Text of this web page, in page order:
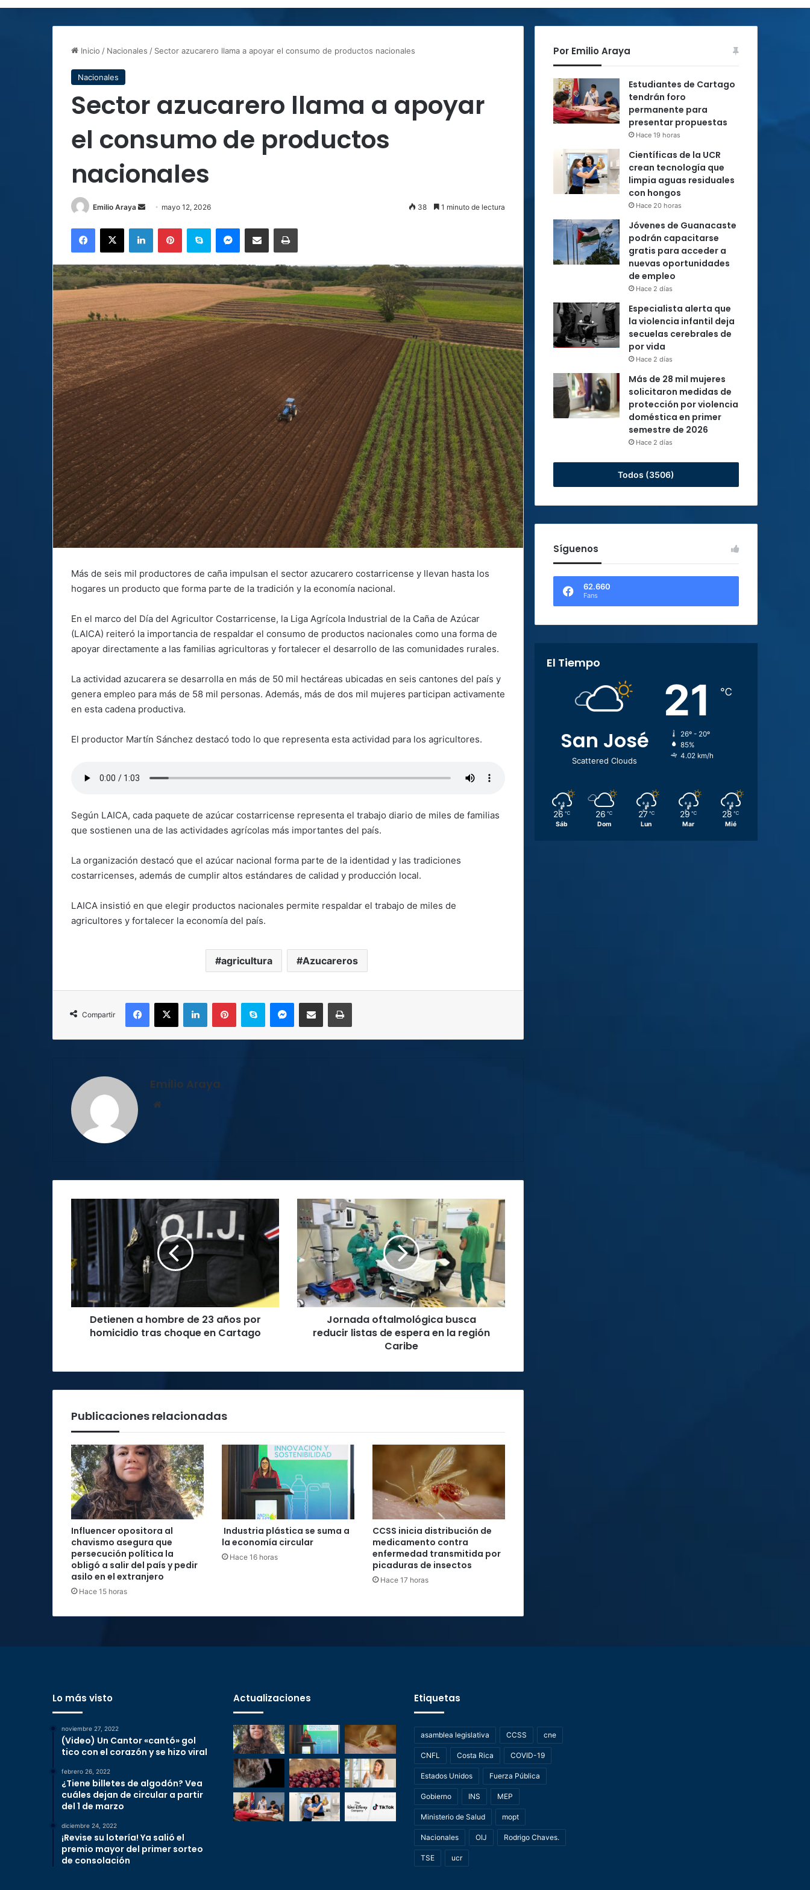
Inicio / Nacionales / Sector azucarero llama a apoyar el consumo de productos nacionales
Nacionales
Sector azucarero llama a apoyar
el consumo de productos
nacionales
Emilio Araya
Send mayo 12, 2026 38 1 minuto de lectura
Facebook
X LinkedInPinterestSkype MessengerCompartir por correo electrónicoImprimir
Más de seis mil productores de caña impulsan el sector azucarero costarricense y llevan hasta los
hogares un producto que forma parte de la tradición y la economía nacional.
En el marco del Día del Agricultor Costarricense, la Liga Agrícola Industrial de la Caña de Azúcar
(LAICA) reiteró la importancia de respaldar el consumo de productos nacionales como una forma de
apoyar directamente a las familias agricultoras y fortalecer el desarrollo de las comunidades rurales.
La actividad azucarera se desarrolla en más de 50 mil hectáreas ubicadas en seis cantones del país y
genera empleo para más de 58 mil personas. Además, más de dos mil mujeres participan activamente
en esta cadena productiva.
El productor Martín Sánchez destacó todo lo que representa esta actividad para los agricultores.
Según LAICA, cada paquete de azúcar costarricense representa el trabajo diario de miles de familias
que sostienen una de las actividades agrícolas más importantes del país.
La organización destacó que el azúcar nacional forma parte de la identidad y las tradiciones
costarricenses, además de cumplir altos estándares de calidad y producción local.
LAICA insistió en que elegir productos nacionales permite respaldar el trabajo de miles de
agricultores y fortalecer la economía del país.
agricultura Azucareros
Compartir
Facebook
X LinkedInPinterestSkype MessengerCompartir por correo electrónicoImprimir
Emilio Araya
Detienen
hombre
años
por
homicidio
tras
choqueDetienen a hombre de 23 años por
homicidio tras choque en Cartago
Jornada
oftalmológica
busca
reducir
listas
de
espera
en
la
Caribe
Jornada oftalmológica busca
reducir listas de espera en la región
Caribe
Publicaciones relacionadas
Influencer opositora al
chavismo asegura que
persecución política la
obligó a salir del país y pedir
asilo en el extranjero
Hace 15 horas
Industria plástica se suma a
la economía circular
Hace 16 horas
CCSS inicia distribución de
medicamento contra
enfermedad transmitida por
picaduras de insectos
Hace 17 horas
Por Emilio Araya
Estudiantes de Cartago
tendrán foro
permanente para
presentar propuestas
Hace 19 horas
Científicas de la UCR
crean tecnología que
limpia aguas residuales
con hongos
Hace 20 horas
Jóvenes de Guanacaste
podrán capacitarse
gratis para acceder a
nuevas oportunidades
de empleo
Hace 2 días
Especialista alerta que
la violencia infantil deja
secuelas cerebrales de
por vida
Hace 2 días
Más de 28 mil mujeres
solicitaron medidas de
protección por violencia
doméstica en primer
semestre de 2026
Hace 2 días
Todos (3506)
Síguenos
62.660
Fans
El Tiempo
San José
Scattered Clouds
21 ℃
26º - 20º
85%
4.02 km/h
26 ℃
Sáb
26 ℃
Dom
27 ℃
Lun
29 ℃
Mar
28 ℃
Mié
Lo más visto
noviembre 27, 2022
(Video) Un Cantor «cantó» gol
tico con el corazón y se hizo viral
febrero 26, 2022
¿Tiene billetes de algodón? Vea
cuáles dejan de circular a partir
del 1 de marzo
diciembre 24, 2022
¡Revise su lotería! Ya salió el
premio mayor del primer sorteo
de consolación
Actualizaciones Etiquetas
asamblea legislativa CCSS cne
CNFL Costa Rica COVID-19
Estados Unidos Fuerza Pública
Gobierno INS MEP
Ministerio de Salud mopt
Nacionales OIJ Rodrigo Chaves.
TSE ucr